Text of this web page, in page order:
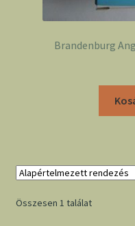
Brandenburg
Összesen 1 találat